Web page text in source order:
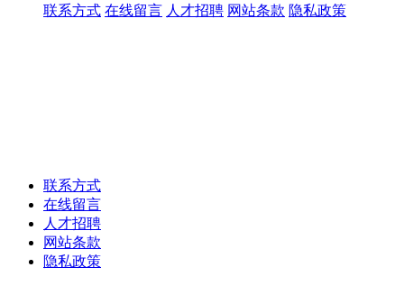
联系方式 在线留言 人才招聘 网站条款 隐私政策
联系方式
在线留言
人才招聘
网站条款
隐私政策